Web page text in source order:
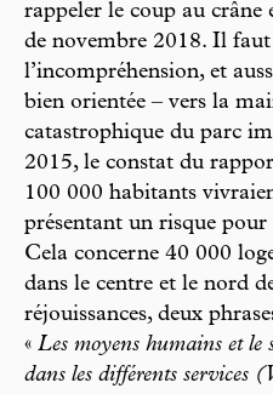
rappeler le coup au
de novembre 2018. Il
l’incompréhension, et
bien orientée – vers la
catastrophique du parc
2015, le constat du
100 000 habitants
présentant un risque pour
Cela concerne 40 000
dans le centre et le nord
réjouissances, deux
« Les moyens humains et
dans les différents services